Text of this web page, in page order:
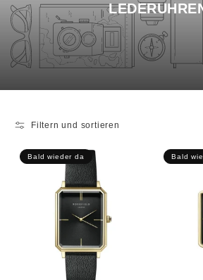
Filtern und sortieren
Bald wieder da Bald